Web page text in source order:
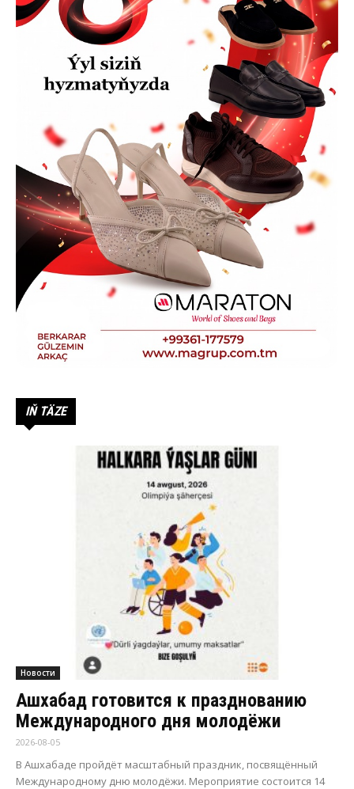
IŇ TÄZE
Новости
Ашхабад готовится к празднованию
Международного дня молодёжи
2026-08-05
В Ашхабаде пройдёт масштабный праздник, посвящённый
Международному дню молодёжи. Мероприятие состоится 14